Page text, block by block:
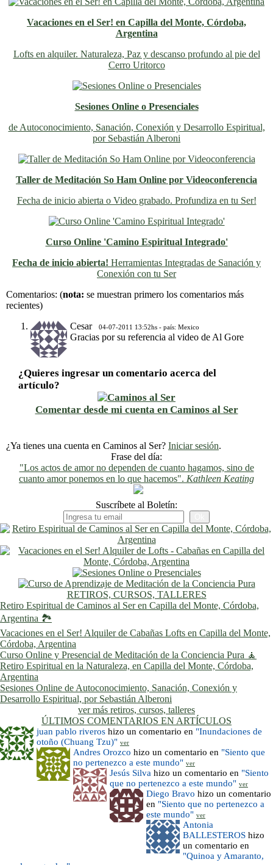
Vacaciones en el Ser! en Capilla del Monte, Córdoba,
Argentina
Lofts en alquiler. Naturaleza, Paz y descanso profundo al pie del
Cerro Uritorco
Sesiones Online o Presenciales
de Autoconocimiento, Sanación, Conexión y Desarrollo Espiritual,
por Sebastián Alberoni
Taller de Meditación So Ham Online por Videoconferencia
Fecha de inicio abierta o Video grabado. Profundiza en tu Ser!
Curso Online 'Camino Espiritual Integrado'
Fecha de inicio abierta! Herramientas Integradas de Sanación y
Conexión con tu Ser
Previo
Siguiente
Comentarios: (nota: se muestran primero los comentarios más
recientes)
Cesar
04-07-2011 13:52hs - país: Mexico
Gracias por su referencia al video de Al Gore
¿Quieres ingresar un comentario acerca del
artículo?
Comentar desde mi cuenta en Caminos al Ser
¿Ya tienes una cuenta en Caminos al Ser? Iniciar sesión.
Frase del día:
"Los actos de amor no dependen de cuanto hagamos, sino de
cuanto amor ponemos en lo que hacemos". Kathleen Keating
Suscríbete al Boletín:
RETIROS, CURSOS, TALLERES
Retiro Espiritual de Caminos al Ser en Capilla del Monte, Córdoba,
Argentina 🏞️
Vacaciones en el Ser! Alquiler de Cabañas Lofts en Capilla del Monte,
Córdoba, Argentina
Curso Online y Presencial de Meditación de la Conciencia Pura 🧘
Retiro Espiritual en la Naturaleza, en Capilla del Monte, Córdoba,
Argentina
Sesiones Online de Autoconocimiento, Sanación, Conexión y
Desarrollo Espiritual, por Sebastián Alberoni
ver más retiros, cursos, talleres
ÚLTIMOS COMENTARIOS EN ARTÍCULOS
juan pablo riveros hizo un comentario en "Inundaciones de
otoño (Chuang Tzu)" ver
Andres Orozco hizo un comentario en "Siento que
no pertenezco a este mundo" ver
Jesús Silva hizo un comentario en "Siento
que no pertenezco a este mundo" ver
Diego Bravo hizo un comentario
en "Siento que no pertenezco a
este mundo" ver
Antonia
BALLESTEROS hizo
un comentario en
"Quinoa y Amaranto,